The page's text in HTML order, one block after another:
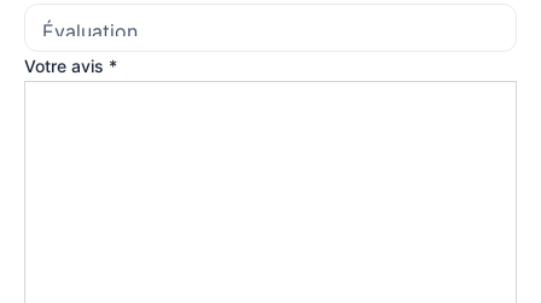
Votre avis *